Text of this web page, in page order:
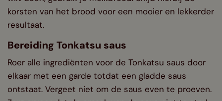
korsten van het brood voor een mooier en lekkerder
resultaat.
Bereiding Tonkatsu saus
Roer alle ingrediënten voor de Tonkatsu saus door
elkaar met een garde totdat een gladde saus
ontstaat. Vergeet niet om de saus even te proeven.